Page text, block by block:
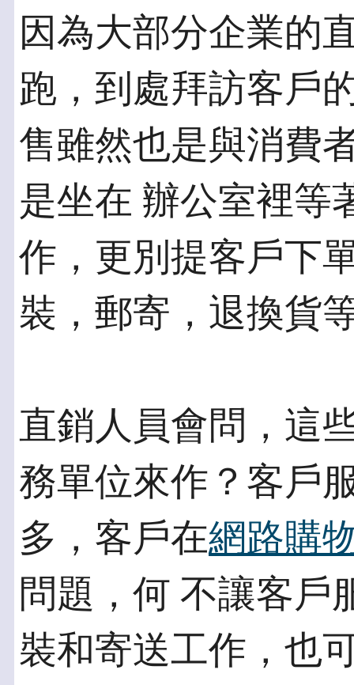
因為大部分企業的
跑，到處拜訪客戶
售雖然也是與消費
是坐在 辦公室裡等
作，更別提客戶下
裝，郵寄，退換貨
直銷人員會問，這
務單位來作？客戶
多，客戶在網路購
問題，何 不讓客戶
裝和寄送工作，也